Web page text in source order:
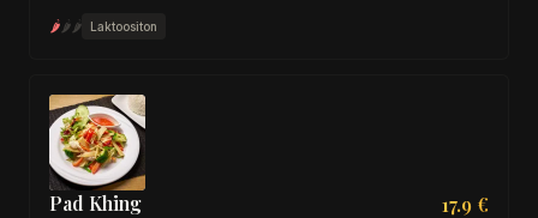
🌶🌶🌶 Laktoositon
Pad Khing 17.9 €